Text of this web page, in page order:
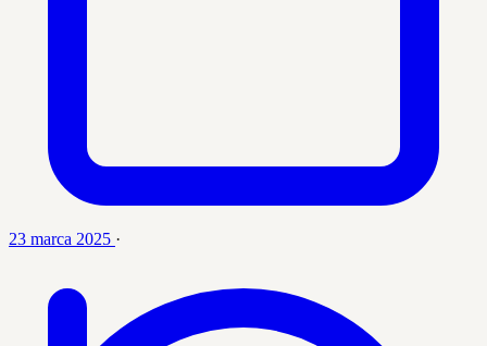
23 marca 2025 ·